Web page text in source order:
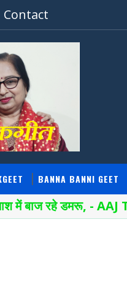
Contact
BANNA BANNI GEET
बाज रहे डमरू, - AAJ